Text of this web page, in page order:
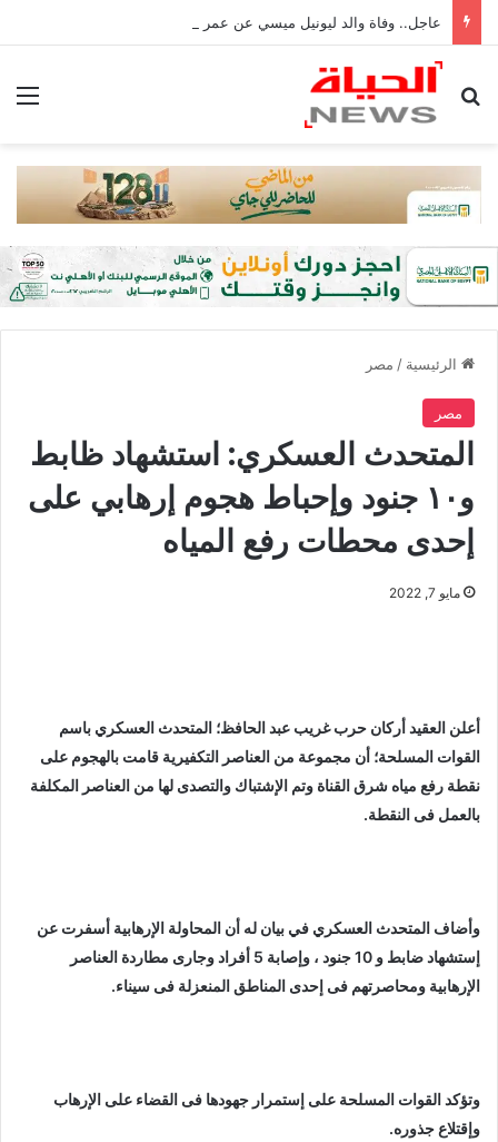
عاجل.. وفاة والد ليونيل ميسي عن عمر 68 عامًا في الأرجنتين
بحث عن
الرئيسية / مصر
مصر
المتحدث العسكري: استشهاد ظابط
و١٠ جنود وإحباط هجوم إرهابي على
إحدى محطات رفع المياه
مايو 7, 2022
أعلن العقيد أركان حرب غريب عبد الحافظ؛ المتحدث العسكري باسم
القوات المسلحة؛ أن مجموعة من العناصر التكفيرية قامت بالهجوم على
نقطة رفع مياه شرق القناة وتم الإشتباك والتصدى لها من العناصر المكلفة
بالعمل فى النقطة.
وأضاف المتحدث العسكري في بيان له أن المحاولة الإرهابية أسفرت عن
إستشهاد ضابط و 10 جنود ، وإصابة 5 أفراد وجارى مطاردة العناصر
الإرهابية ومحاصرتهم فى إحدى المناطق المنعزلة فى سيناء.
وتؤكد القوات المسلحة على إستمرار جهودها فى القضاء على الإرهاب
وإقتلاع جذوره.